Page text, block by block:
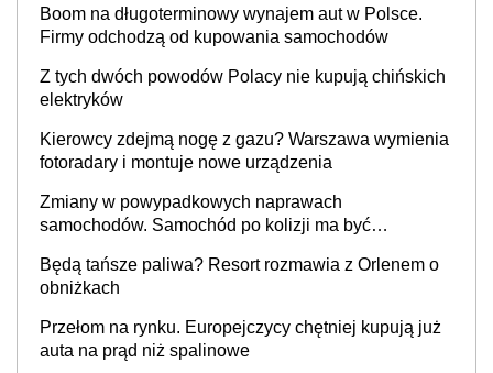
Boom na długoterminowy wynajem aut w Polsce.
Firmy odchodzą od kupowania samochodów
Z tych dwóch powodów Polacy nie kupują chińskich
elektryków
Kierowcy zdejmą nogę z gazu? Warszawa wymienia
fotoradary i montuje nowe urządzenia
Zmiany w powypadkowych naprawach
samochodów. Samochód po kolizji ma być
producenta
Będą tańsze paliwa? Resort rozmawia z Orlenem o
obniżkach
Przełom na rynku. Europejczycy chętniej kupują już
auta na prąd niż spalinowe